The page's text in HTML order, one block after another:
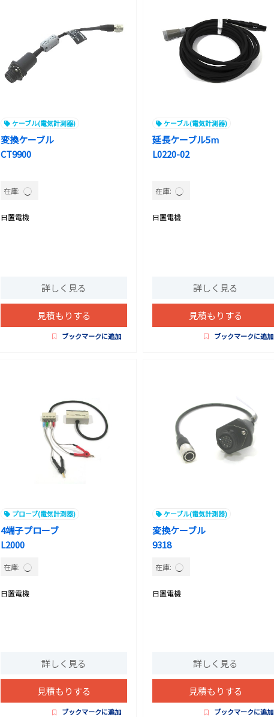
ケーブル(電気計測器)
変換ケーブル
CT9900
在庫:
日置電機
詳しく見る
見積もりする
ブックマークに追加
ケーブル(電気計測器)
延長ケーブル5m
L0220-02
在庫:
日置電機
詳しく見る
見積もりする
ブックマークに追加
プローブ(電気計測器)
4端子プローブ
L2000
在庫:
日置電機
詳しく見る
見積もりする
ブックマークに追加
ケーブル(電気計測器)
変換ケーブル
9318
在庫:
日置電機
詳しく見る
見積もりする
ブックマークに追加